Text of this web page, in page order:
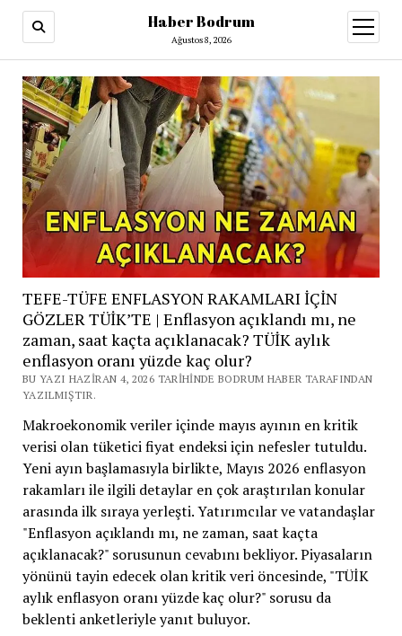
Haber Bodrum
Ağustos 8, 2026
aç
TEFE-TÜFE ENFLASYON RAKAMLARI İÇİN
GÖZLER TÜİK’TE | Enflasyon açıklandı mı, ne
zaman, saat kaçta açıklanacak? TÜİK aylık
enflasyon oranı yüzde kaç olur?
BU YAZI HAZIRAN 4, 2026 TARIHINDE BODRUM HABER TARAFINDAN
YAZILMIŞTIR.
Makroekonomik veriler içinde mayıs ayının en kritik
verisi olan tüketici fiyat endeksi için nefesler tutuldu.
Yeni ayın başlamasıyla birlikte, Mayıs 2026 enflasyon
rakamları ile ilgili detaylar en çok araştırılan konular
arasında ilk sıraya yerleşti. Yatırımcılar ve vatandaşlar
"Enflasyon açıklandı mı, ne zaman, saat kaçta
açıklanacak?" sorusunun cevabını bekliyor. Piyasaların
yönünü tayin edecek olan kritik veri öncesinde, "TÜİK
aylık enflasyon oranı yüzde kaç olur?" sorusu da
beklenti anketleriyle yanıt buluyor.